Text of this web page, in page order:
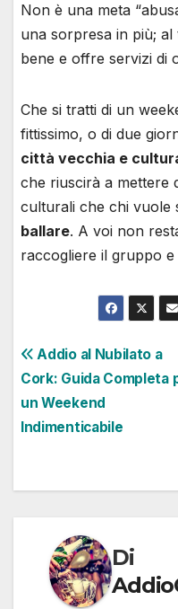
Non è una meta
una sorpresa in più;
bene e offre servizi di
Che si tratti di un
fittissimo, o di due
città vecchia e
che riuscirà a mettere
culturali che chi vuole
ballare. A voi non
raccogliere il gruppo
Navigazione
articoli
Addio al Nubilato a
Cork: Guida Completa
un Weekend
Indimenticabile
Di